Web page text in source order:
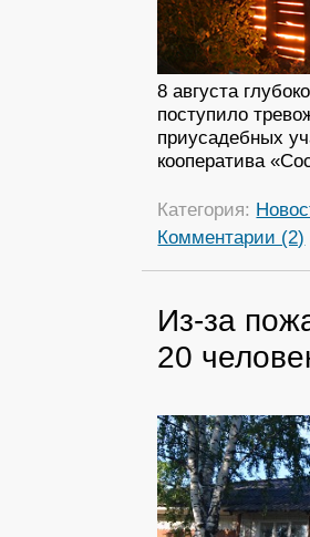
8 августа
поступило
приусадебных
кооператива
Категория:
Комментарии (2)
Из-за
20